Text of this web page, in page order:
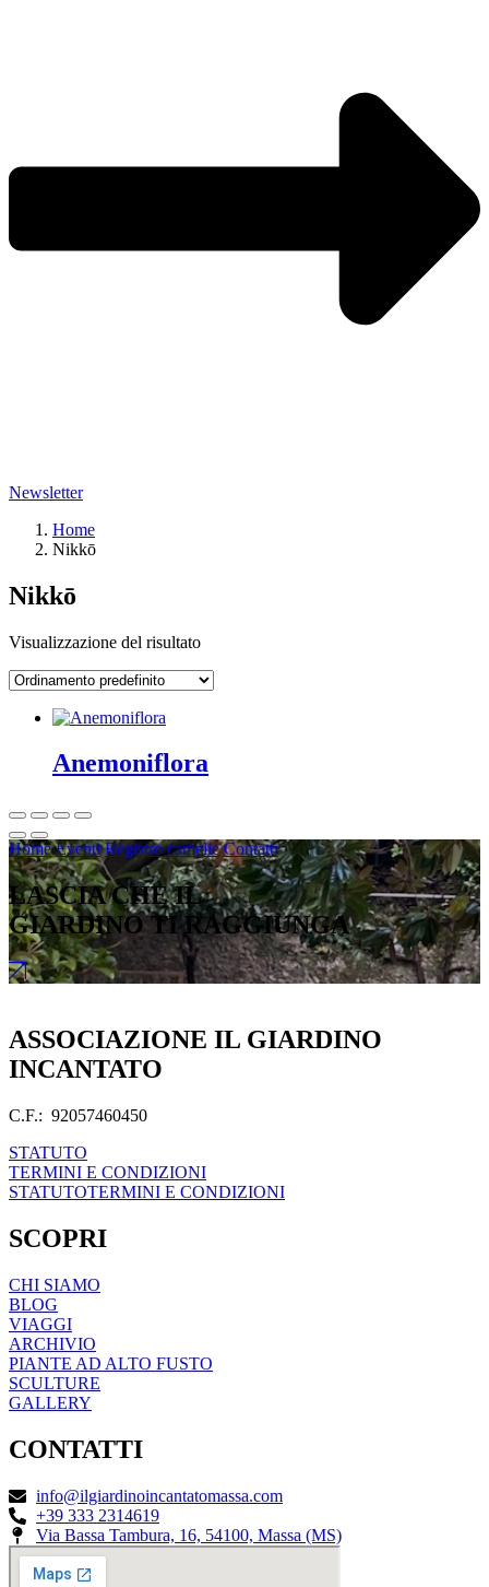
Newsletter
Home
Nikkō
Nikkō
Visualizzazione del risultato
Anemoniflora
Home Eventi Registro camelie Contatti
LASCIA CHE IL
GIARDINO TI RAGGIUNGA
ASSOCIAZIONE IL GIARDINO
INCANTATO
C.F.: 92057460450
STATUTO
TERMINI E CONDIZIONI
STATUTOTERMINI E CONDIZIONI
SCOPRI
CHI SIAMO
BLOG
VIAGGI
ARCHIVIO
PIANTE AD ALTO FUSTO
SCULTURE
GALLERY
CONTATTI
info@ilgiardinoincantatomassa.com
+39 333 2314619
Via Bassa Tambura, 16, 54100, Massa (MS)